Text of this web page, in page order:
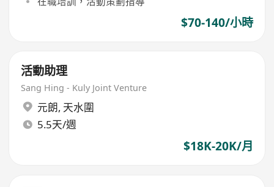
$70-140/小時
活動助理
Sang Hing - Kuly Joint Venture
元朗, 天水圍
5.5天/週
$18K-20K/月